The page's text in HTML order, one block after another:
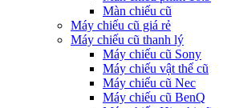
Màn chiếu cũ
Máy chiếu cũ giá rẻ
Máy chiếu cũ thanh lý
Máy chiếu cũ Sony
Máy chiếu vật thể cũ
Máy chiếu cũ Nec
Máy chiếu cũ BenQ